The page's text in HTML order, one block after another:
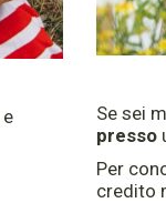
e
Se sei
presso
Per
credito